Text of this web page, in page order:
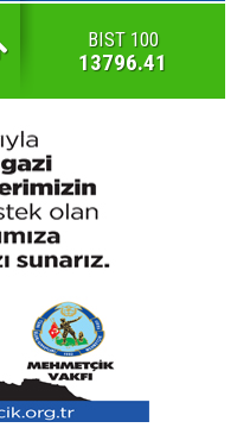
BIST 100
13796.41